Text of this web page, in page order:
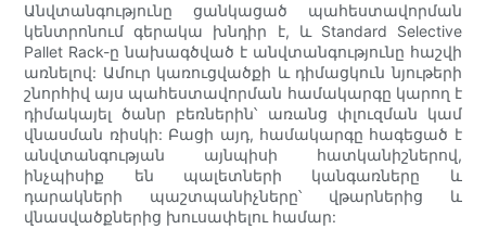
Անվտանգությունը ցանկացած պահեստավորման
կենտրոնում գերակա խնդիր է, և Standard Selective
Pallet Rack-ը նախագծված է անվտանգությունը հաշվի
առնելով: Ամուր կառուցվածքի և դիմացկուն նյութերի
շնորհիվ այս պահեստավորման համակարգը կարող է
դիմակայել ծանր բեռներին՝ առանց փլուզման կամ
վնասման ռիսկի: Բացի այդ, համակարգը հագեցած է
անվտանգության այնպիսի հատկանիշներով,
ինչպիսիք են պալետների կանգառները և
դարակների պաշտպանիչները՝ վթարներից և
վնասվածքներից խուսափելու համար: